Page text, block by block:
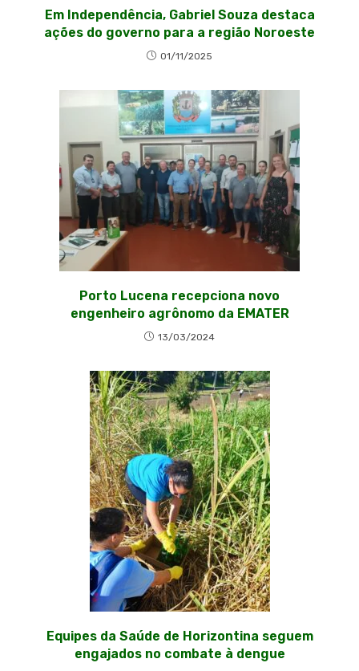
Em Independência, Gabriel Souza destaca
ações do governo para a região Noroeste
01/11/2025
Porto Lucena recepciona novo
engenheiro agrônomo da EMATER
13/03/2024
Equipes da Saúde de Horizontina seguem
engajados no combate à dengue